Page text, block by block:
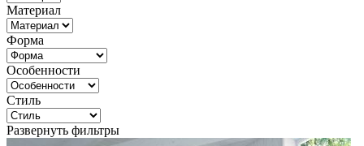
Материал
Форма
Особенности
Стиль
Развернуть фильтры